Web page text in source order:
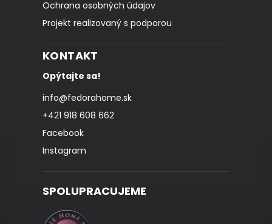
Ochrana osobných údajov
Projekt realizovaný s podporou
KONTAKT
Opýtajte sa!
info@fedorahome.sk
+421 918 608 662
Facebook
Instagram
SPOLUPRACUJEME